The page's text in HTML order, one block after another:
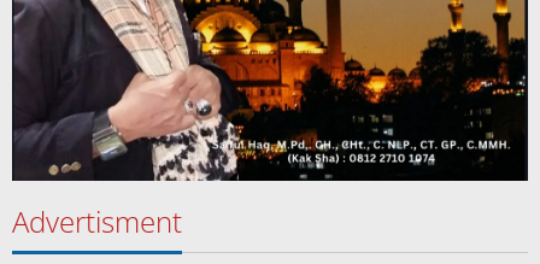
Advertisment